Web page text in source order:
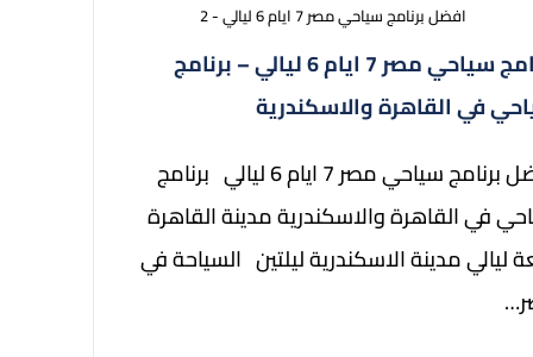
افضل برنامج سياحي مصر 7 ايام 6 ليالي - 2
برنامج سياحي مصر 7 ايام 6 ليالي – برنامج
في القاهرة والاسكندرية
افضل برنامج سياحي مصر 7 ايام 6 ليالي برنامج
في القاهرة والاسكندرية مدينة القاهرة
ليالي مدينة الاسكندرية ليلتين السياحة في